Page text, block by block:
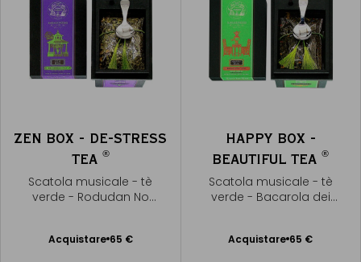
ZEN BOX - DE-STRESS
TEA ®
Scatola musicale - tè
verde - Rodudan No
Acquistare 65 €
Aggiungere
HAPPY BOX -
BEAUTIFUL TEA®
Scatola musicale - tè
verde - Bacarola dei
Acquistare 65 €
Aggiungere